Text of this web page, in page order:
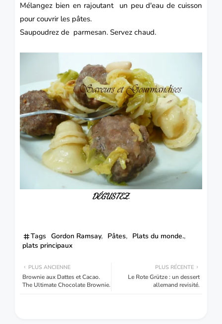
Mélangez bien en rajoutant un peu d'eau de cuisson
pour couvrir les pâtes.
Saupoudrez de parmesan. Servez chaud.
DÉGUSTEZ.
Tags Gordon Ramsay Pâtes
Plats du monde.
plats principaux
PLUS RÉCENTE
Le Rote Grütze : un dessert
allemand revisité.
PLUS ANCIENNE
Brownie aux Dattes et Cacao.
The Ultimate Chocolate Brownie.